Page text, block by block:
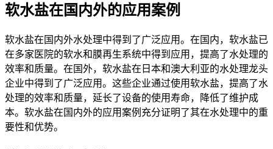
软水盐在国内外的应用案例
软水盐在国内外水处理中得到了广泛应用。在国内，软水盐已
在多家医院的软水和膜再生系统中得到应用，提高了水处理的
效率和质量。在国外，软水盐在日本和澳大利亚的水处理龙头
企业中得到了广泛应用。这些企业通过使用软水盐，提高了水
处理的效率和质量，延长了设备的使用寿命，降低了维护成
本。软水盐在国内外的应用案例充分证明了其在水处理中的重
要性和优势。